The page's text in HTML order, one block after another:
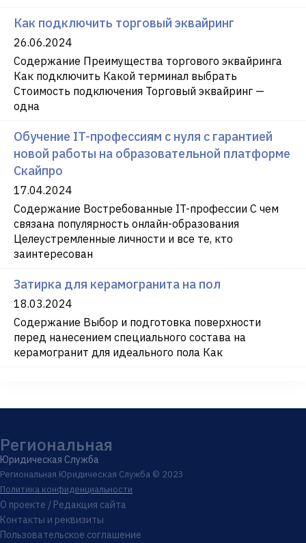
Как подключить торговый эквайринг
26.06.2024
Содержание Преимущества торгового эквайринга
Как подключить Какой терминал выбрать
Стоимость подключения Торговый эквайринг —
одна
Обучение IT-профессиям с нуля с гарантией
новой работы на образовательной платформе
Скайпро
17.04.2024
Содержание Востребованные IT-профессии С чем
связана популярность онлайн-образования
Целеустремленные личности и все те, кто
заинтересован
Затирка для керамогранита на пол
18.03.2024
Содержание Выбор и подготовка поверхности
перед нанесением специального состава на
керамогранит для идеального пола Как
Региональная
Юридическая Служба
Региональная Юридическая Служба © 2023
Политика конфиденциальности
О проекте / Редакция сайта
Контакты и реквизиты
Пользовательское соглашение